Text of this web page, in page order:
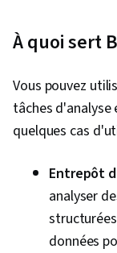
de
À quoi sert
Vous pouvez
tâches
quelques cas
Entrepôt
analyser
données